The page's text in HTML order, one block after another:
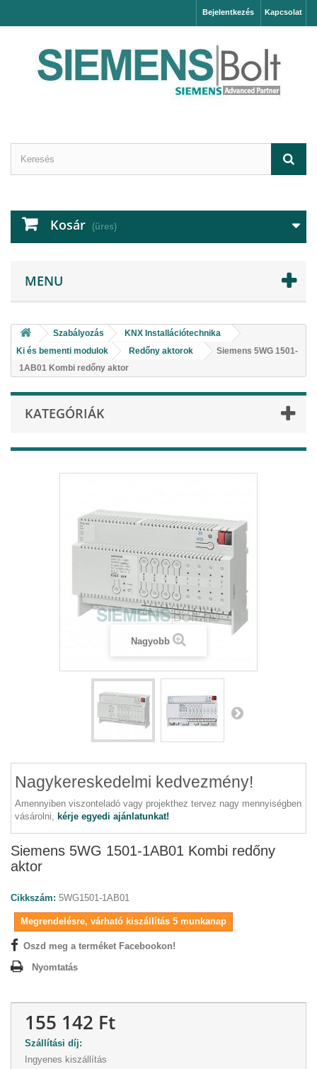
Kapcsolat
Bejelentkezés
Kosár (üres)
MENU
Szabályozás
KNX Installációtechnika
Ki és bementi modulok
Redőny aktorok
Siemens 5WG 1501-
1AB01 Kombi redőny aktor
KATEGÓRIÁK
Nagyobb
Nagykereskedelmi kedvezmény!
Amennyiben viszonteladó vagy projekthez tervez nagy mennyiségben
vásárolni, kérje egyedi ajánlatunkat!
Siemens 5WG 1501-1AB01 Kombi redőny
aktor
Cikkszám: 5WG1501-1AB01
Megrendelésre, várható kiszállítás 5 munkanap
Oszd meg a terméket Facebookon!
Nyomtatás
155 142 Ft
Szállítási díj:
Ingyenes kiszállítás